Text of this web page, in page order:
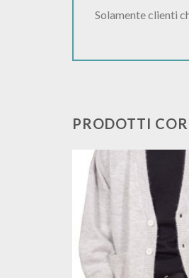
Solamente clienti
PRODOTTI